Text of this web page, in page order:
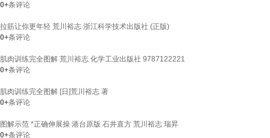
0+条评论
拉筋让你更年轻 荒川裕志 浙江科学技术出版社 (正版)
0+条评论
肌肉训练完全图解 荒川裕志 化学工业出版社 9787122221
0+条评论
肌肉训练完全图解 [日]荒川裕志 著
0+条评论
图解示范 *正确伸展操 港台原版 石井直方 荒川裕志 瑞昇
0+条评论